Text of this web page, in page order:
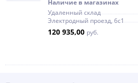
Наличие в магазинах
Удаленный склад
Электродный проезд, 6с1
120 935,00 руб.